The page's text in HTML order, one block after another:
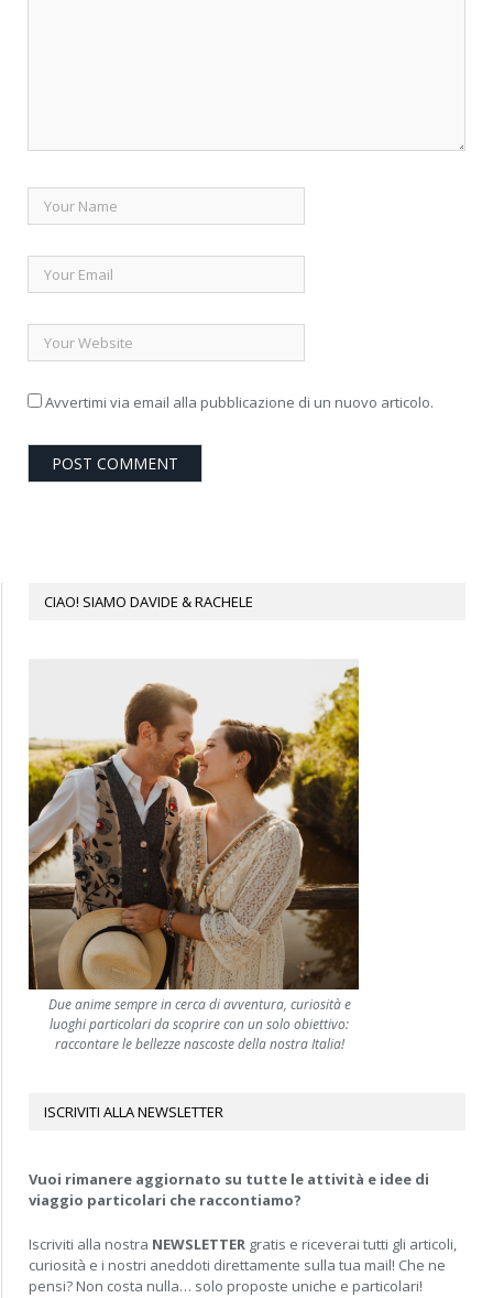
Avvertimi via email alla pubblicazione di un nuovo articolo.
CIAO! SIAMO DAVIDE & RACHELE
Due anime sempre in cerca di avventura, curiosità e
luoghi particolari da scoprire con un solo obiettivo:
raccontare le bellezze nascoste della nostra Italia!
ISCRIVITI ALLA NEWSLETTER
Vuoi rimanere aggiornato su tutte le attività e idee di
viaggio particolari che raccontiamo?
Iscriviti alla nostra NEWSLETTER gratis e riceverai tutti gli articoli,
curiosità e i nostri aneddoti direttamente sulla tua mail! Che ne
pensi? Non costa nulla… solo proposte uniche e particolari!